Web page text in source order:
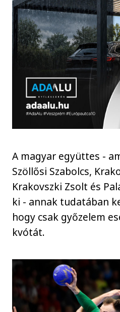
A magyar együttes -
Szöllősi Szabolcs,
Krakovszki Zsolt és
ki - annak tudatában
hogy csak győzelem
kvótát.